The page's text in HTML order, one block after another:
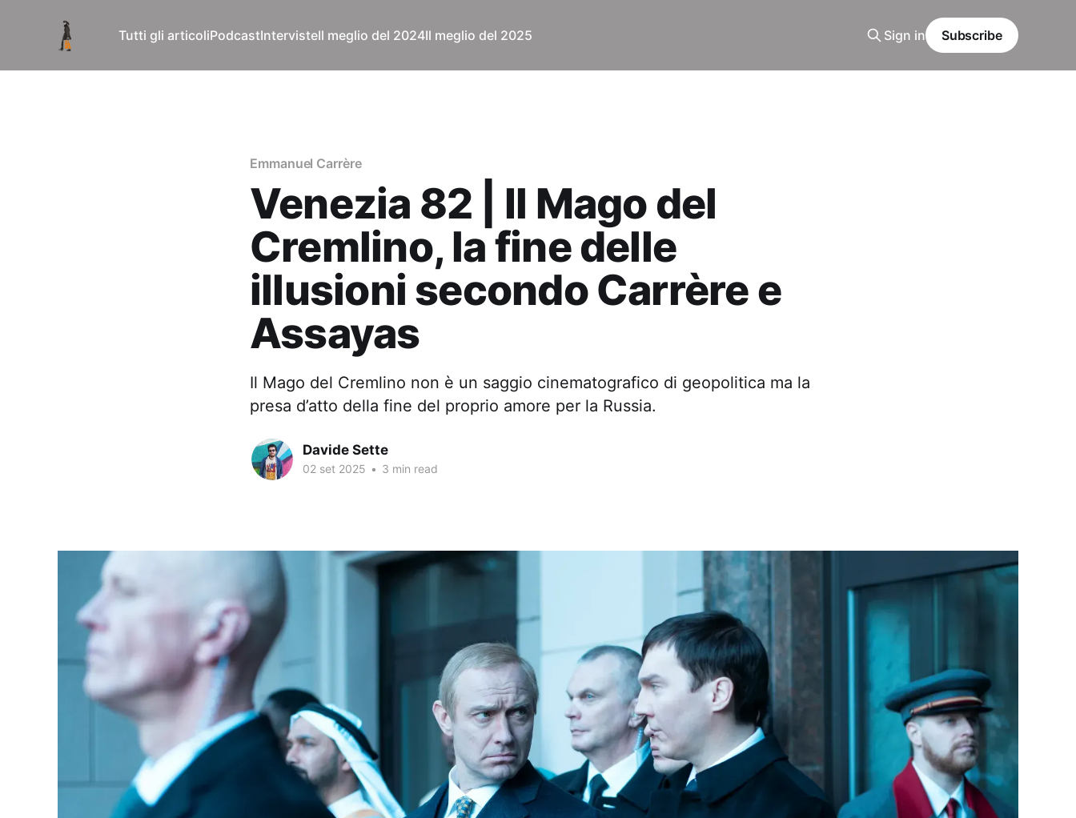
Tutti gli articoliPodcastIntervisteIl meglio del 2024Il meglio del 2025 Sign in Subscribe
Emmanuel Carrère
Venezia 82 | Il Mago del
Cremlino, la fine delle
illusioni secondo Carrère e
Assayas
Il Mago del Cremlino non è un saggio cinematografico di geopolitica ma la
presa d’atto della fine del proprio amore per la Russia.
Davide Sette
02 set 2025 • 3 min read